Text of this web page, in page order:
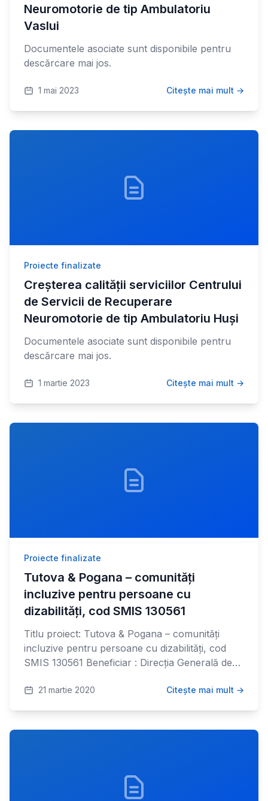
Neuromotorie de tip Ambulatoriu
Vaslui
Documentele asociate sunt disponibile pentru
descărcare mai jos.
1 mai 2023 Citește mai mult →
Proiecte finalizate
Creșterea calității serviciilor Centrului
de Servicii de Recuperare
Neuromotorie de tip Ambulatoriu Huși
Documentele asociate sunt disponibile pentru
descărcare mai jos.
1 martie 2023 Citește mai mult →
Proiecte finalizate
Tutova & Pogana – comunități
incluzive pentru persoane cu
dizabilități, cod SMIS 130561
Titlu proiect: Tutova & Pogana – comunități
incluzive pentru persoane cu dizabilități, cod
SMIS 130561 Beneficiar : Direcția Generală de…
21 martie 2020 Citește mai mult →